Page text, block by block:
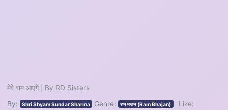
मेरे राम आएंगे | By RD Sisters
By: Shri Shyam Sundar Sharma Genre: राम भजन (Ram Bhajan)
Like: